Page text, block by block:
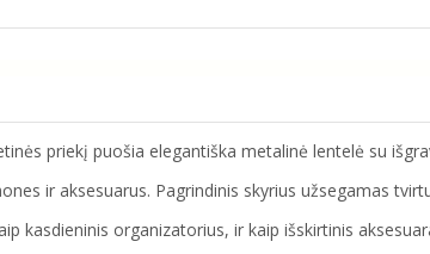
priekį puošia elegantiška metalinė lentelė su
ir aksesuarus. Pagrindinis skyrius užsegamas
organizatorius, ir kaip išskirtinis